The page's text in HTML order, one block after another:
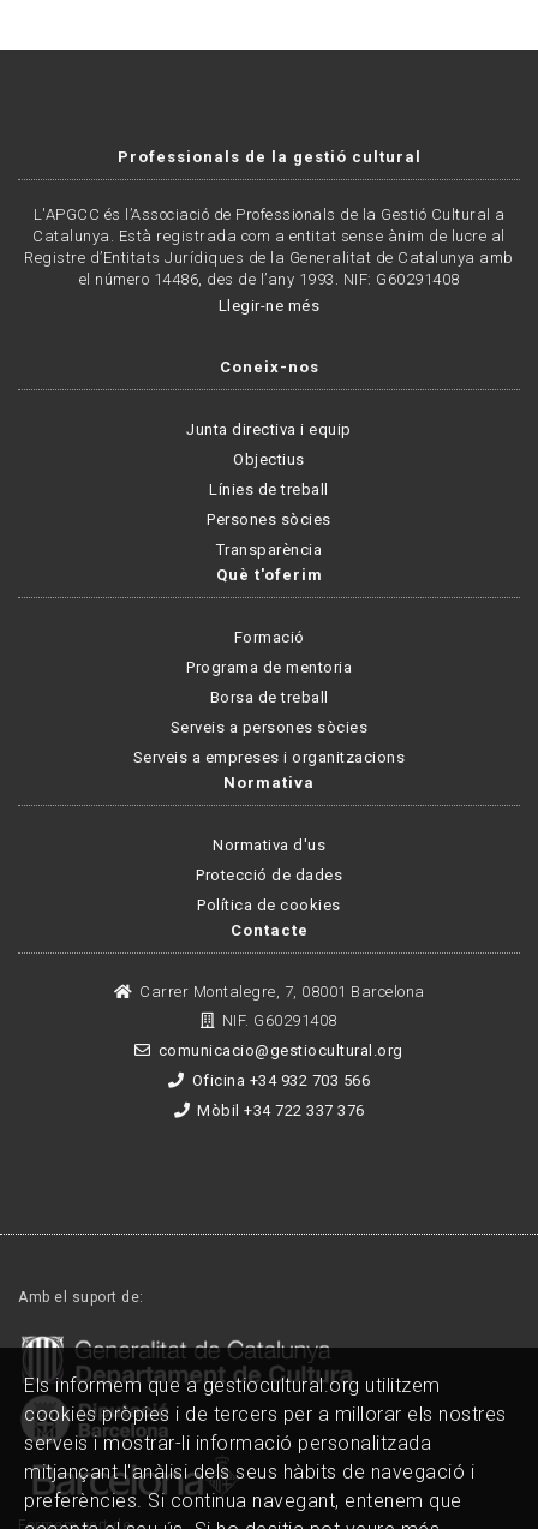
Professionals de la gestió cultural
L'APGCC és l’Associació de Professionals de la Gestió Cultural a
Catalunya. Està registrada com a entitat sense ànim de lucre al
Registre d’Entitats Jurídiques de la Generalitat de Catalunya amb
el número 14486, des de l’any 1993. NIF: G60291408
Llegir-ne més
Coneix-nos
Junta directiva i equip
Objectius
Línies de treball
Persones sòcies
Transparència
Què t'oferim
Formació
Programa de mentoria
Borsa de treball
Serveis a persones sòcies
Serveis a empreses i organitzacions
Normativa
Normativa d'us
Protecció de dades
Política de cookies
Contacte
Carrer Montalegre, 7, 08001 Barcelona
NIF. G60291408
comunicacio@gestiocultural.org
Oficina +34 932 703 566
Mòbil +34 722 337 376
Amb el suport de:
Formem part de:
Els informem que a gestiocultural.org utilitzem
cookies pròpies i de tercers per a millorar els nostres
serveis i mostrar-li informació personalitzada
mitjançant l'anàlisi dels seus hàbits de navegació i
preferències. Si continua navegant, entenem que